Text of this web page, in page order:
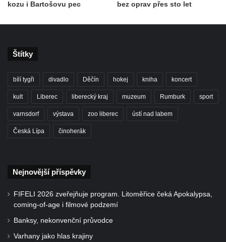
kozu i Bartošovu pec
bez oprav přes sto let
Štítky
bílí tygři divadlo Děčín hokej kniha koncert
kult Liberec liberecký kraj muzeum Rumburk sport
varnsdorf výstava zoo liberec ústí nad labem
Česká Lípa činoherák
Nejnovější příspěvky
FIFELI 2026 zveřejňuje program. Litoměřice čeká Apokalypsa,
coming-of-age i filmové podzemí
Banksy, nekonvenční průvodce
Varhany jako hlas krajiny